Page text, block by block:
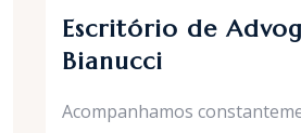
Escritório de
Bianucci
Acompanhamos